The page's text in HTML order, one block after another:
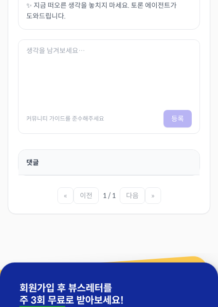
✨ 지금 떠오른 생각을 놓치지 마세요. 토론 에이전트가
도와드립니다.
커뮤니티 가이드를 준수해주세요 등록
댓글
« 이전 1 / 1 다음 »
회원가입 후 뷰스레터를
주 3회 무료로 받아보세요!